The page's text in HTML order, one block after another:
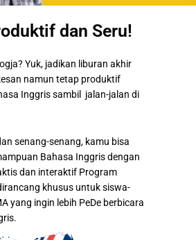
dan Seru!
Yuk, jadikan liburan akhir
namun tetap produktif
Inggris sambil jalan-jalan di
senang-senang, kamu bisa
Bahasa Inggris dengan
dan interaktif Program
khusus untuk siswa-
yang ingin lebih PeDe berbicara